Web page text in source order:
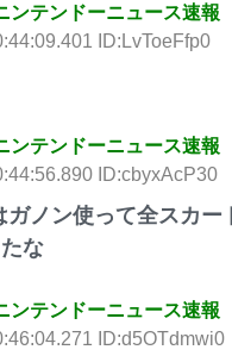
ンテンドーニュース速報
ID:LvToeFfp0
ンテンドーニュース速報
ID:cbyxAcP30
ガノン使って全スカー
な
ンテンドーニュース速報
ID:d5OTdmwi0